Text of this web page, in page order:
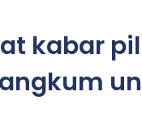
kabar